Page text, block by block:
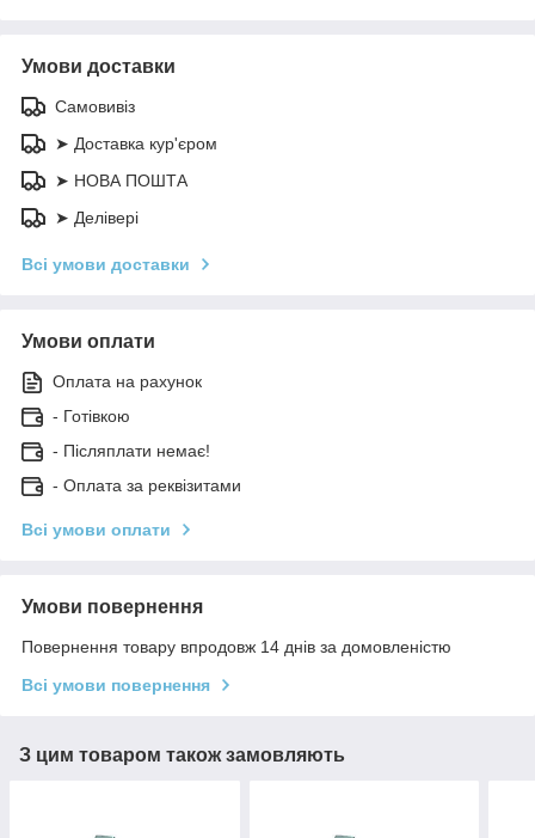
Умови доставки
Самовивіз
➤ Доставка кур'єром
➤ НОВА ПОШТА
➤ Делівері
Всі умови доставки
Умови оплати
Оплата на рахунок
- Готівкою
- Післяплати немає!
- Оплата за реквізитами
Всі умови оплати
Умови повернення
Повернення товару впродовж 14 днів за домовленістю
Всі умови повернення
З цим товаром також замовляють